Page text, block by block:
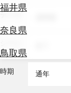
福井県
奈良県
鳥取県
券
テ
を
テーマ
時期 通年